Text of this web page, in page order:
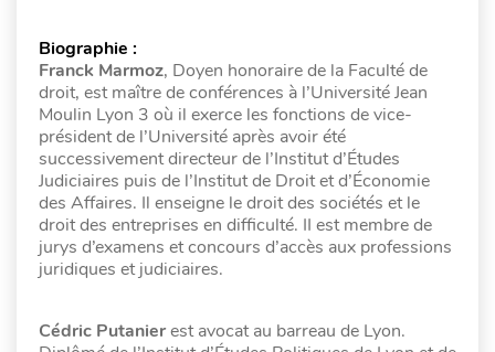
Biographie :
Franck Marmoz, Doyen honoraire de la Faculté de
droit, est maître de conférences à l’Université Jean
Moulin Lyon 3 où il exerce les fonctions de vice-
président de l’Université après avoir été
successivement directeur de l’Institut d’Études
Judiciaires puis de l’Institut de Droit et d’Économie
des Affaires. Il enseigne le droit des sociétés et le
droit des entreprises en difficulté. II est membre de
jurys d’examens et concours d’accès aux professions
juridiques et judiciaires.
Cédric Putanierest avocat au barreau de Lyon.